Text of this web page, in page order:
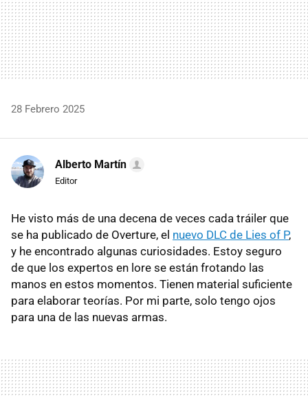
28 Febrero 2025
Alberto Martín
Editor
He visto más de una decena de veces cada tráiler que
se ha publicado de Overture, el nuevo DLC de Lies of P,
y he encontrado algunas curiosidades. Estoy seguro
de que los expertos en lore se están frotando las
manos en estos momentos. Tienen material suficiente
para elaborar teorías. Por mi parte, solo tengo ojos
para una de las nuevas armas.